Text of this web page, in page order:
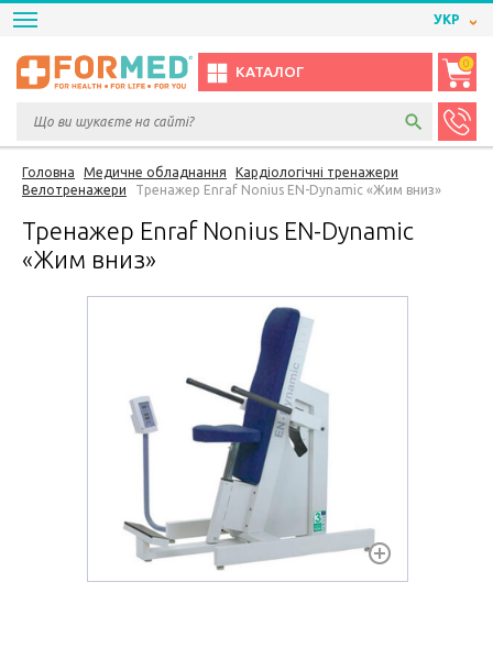
УКР
КАТАЛОГ
0
Головна Медичне обладнання
Кардіологічні тренажери
Велотренажери
Тренажер Enraf Nonius EN-Dynamic «Жим вниз»
Тренажер Enraf Nonius EN-Dynamic
«Жим вниз»